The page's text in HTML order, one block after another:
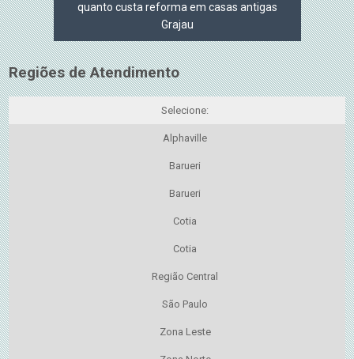
quanto custa reforma em casas antigas
Grajau
Regiões de Atendimento
Selecione:
Alphaville
Barueri
Barueri
Cotia
Cotia
Região Central
São Paulo
Zona Leste